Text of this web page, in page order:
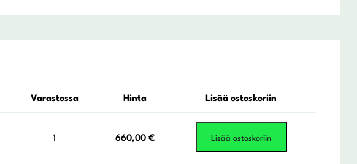
Varastossa Hinta Lisää ostoskoriin
1 660,00 € Lisää ostoskoriin